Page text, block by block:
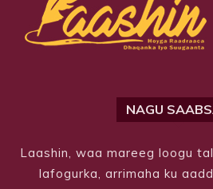
NAGU
Laashin, waa mareeg loogu
lafogurka, arrimaha ku